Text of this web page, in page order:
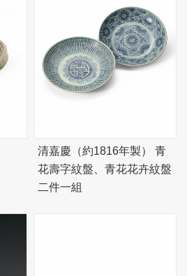
清嘉慶（約1816年製） 青
花壽字紋盤、青花花卉紋盤
二件一組